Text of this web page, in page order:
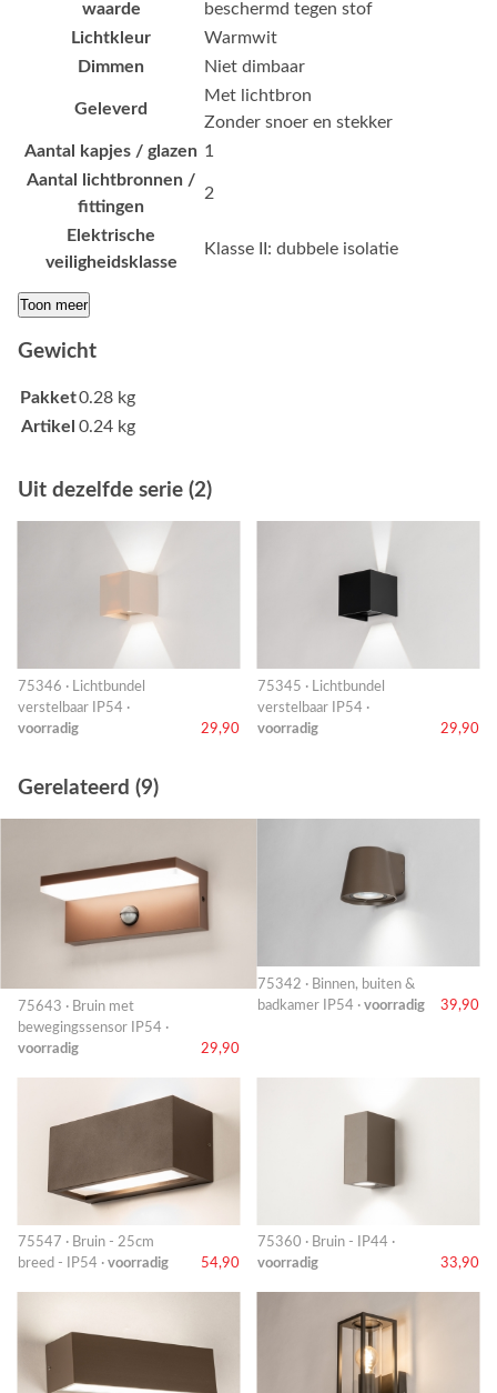
waarde
beschermd tegen stof
Lichtkleur
Warmwit
Dimmen
Niet dimbaar
Geleverd
Met lichtbron
Zonder snoer en stekker
Aantal kapjes / glazen 1
Aantal lichtbronnen /
fittingen
2
Elektrische
veiligheidsklasse
Klasse II: dubbele isolatie
Toon meer
Gewicht
Pakket0.28 kg
Artikel 0.24 kg
Uit dezelfde serie (2)
75346 · Lichtbundel
verstelbaar IP54 ·
voorradig
29,90
75345 · Lichtbundel
verstelbaar IP54 ·
voorradig
29,90
Gerelateerd (9)
75643 · Bruin met
bewegingssensor IP54 ·
voorradig
29,90
75342 · Binnen, buiten &
badkamer IP54 · voorradig 39,90
75547 · Bruin - 25cm
breed - IP54 · voorradig 54,90
75360 · Bruin - IP44 ·
voorradig
33,90